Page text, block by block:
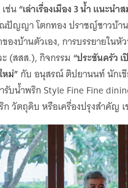
ช่น“เล่าเรื่องเมือง 3 น้ำ แนะ
ปัญญา โตกทอง ปราชญ์ชาวบ้าน
องบ้านตัวเอง, การบรรยายในหั
(สสส.), กิจกรรม “ประชันครัว
ม่” กับ อนุสรณ์ ติปยานนท์ นักเขี
รับน้ำพริก Style Fine Fine
วัตถุดิบ หรือเครื่องปรุงสำคัญ